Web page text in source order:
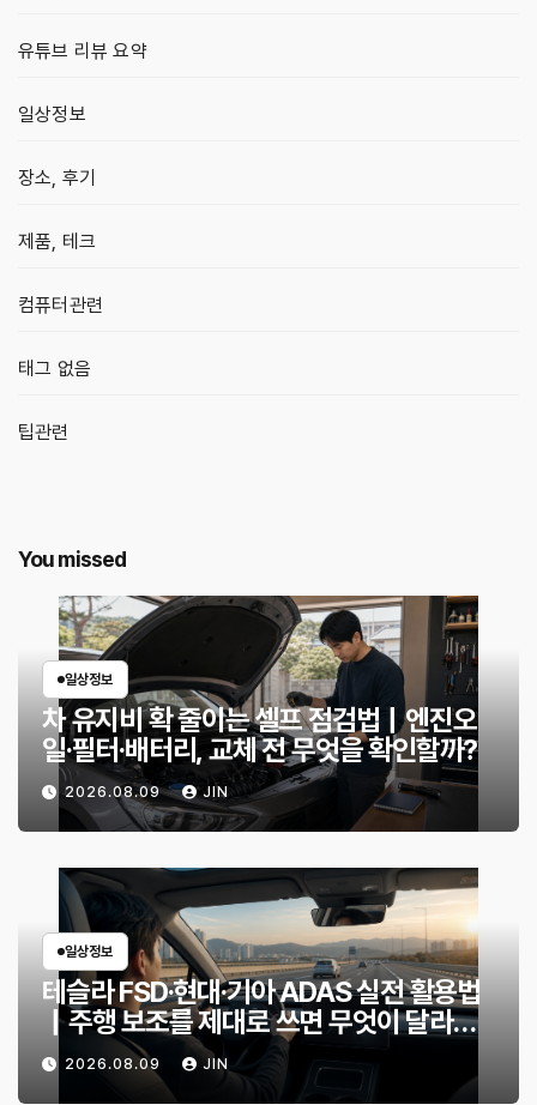
유튜브 리뷰 요약
일상정보
장소, 후기
제품, 테크
컴퓨터관련
태그 없음
팁관련
You missed
일상정보
차 유지비 확 줄이는 셀프 점검법｜엔진오
일·필터·배터리, 교체 전 무엇을 확인할까?
2026.08.09 JIN
일상정보
테슬라 FSD·현대·기아 ADAS 실전 활용법
｜주행 보조를 제대로 쓰면 무엇이 달라질
까?2026.08.09 JIN